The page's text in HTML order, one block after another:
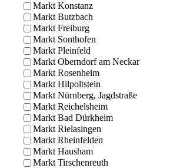
Markt Konstanz
Markt Butzbach
Markt Freiburg
Markt Sonthofen
Markt Pleinfeld
Markt Oberndorf am Neckar
Markt Rosenheim
Markt Hilpoltstein
Markt Nürnberg, Jagdstraße
Markt Reichelsheim
Markt Bad Dürkheim
Markt Rielasingen
Markt Rheinfelden
Markt Hausham
Markt Tirschenreuth